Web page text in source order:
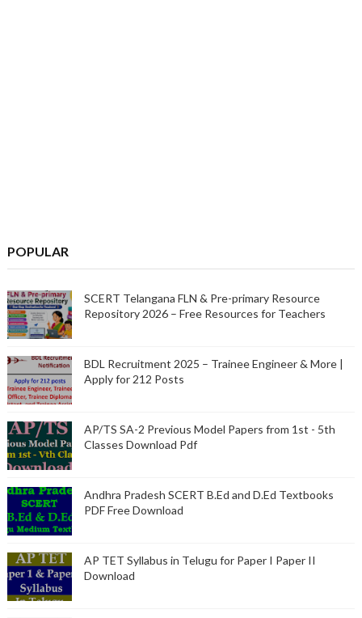
POPULAR
SCERT Telangana FLN & Pre-primary Resource
Repository 2026 – Free Resources for Teachers
BDL Recruitment 2025 – Trainee Engineer & More |
Apply for 212 Posts
AP/TS SA-2 Previous Model Papers from 1st - 5th
Classes Download Pdf
Andhra Pradesh SCERT B.Ed and D.Ed Textbooks
PDF Free Download
AP TET Syllabus in Telugu for Paper I Paper II
Download